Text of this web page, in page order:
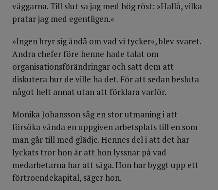
väggarna. Till slut sa jag med hög röst: »Hallå, vilka
pratar jag med egentligen.«
»Ingen bryr sig ändå om vad vi tycker«, blev svaret.
Andra chefer före henne hade talat om
organisationsförändringar och satt dem att
diskutera hur de ville ha det. För att sedan besluta
något helt annat utan att förklara varför.
Monika Johansson såg en stor utmaning i att
försöka vända en uppgiven arbetsplats till en som
man går till med glädje. Hennes del i att det har
lyckats tror hon är att hon lyssnar på vad
medarbetarna har att säga. Hon har byggt upp ett
förtroendekapital, säger hon.